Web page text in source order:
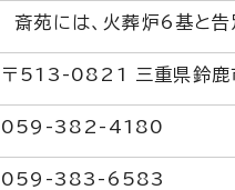
斎苑には、火葬炉6基と告
〒513-0821 三重県鈴鹿
059-382-4180
059-383-6583